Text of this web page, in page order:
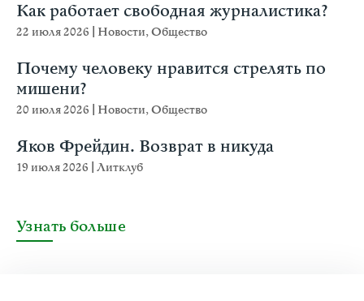
Как работает свободная журналистика?
22 июля 2026 Новости,Общество
Почему человеку нравится стрелять по
мишени?
20 июля 2026 Новости,Общество
Яков Фрейдин. Возврат в никуда
19 июля 2026 Литклуб
Узнать больше